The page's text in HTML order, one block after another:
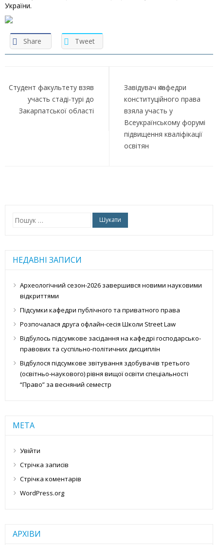
України.
Share Tweet
записів
Студент факультету взяв
участь стаді-турі до
Закарпатської області
Завідувач кафедри
конституційного права
взяла участь у
Всеукраїнському форумі
підвищення кваліфікації
освітян
Пошук:
НЕДАВНІ ЗАПИСИ
Археологічний сезон-2026 завершився новими науковими
відкриттями
Підсумки кафедри публічного та приватного права
Розпочалася друга офлайн-сесія Школи Street Law
Відбулось підсумкове засідання на кафедрі господарсько-
правових та суспільно-політичних дисциплін
Відбулося підсумкове звітування здобувачів третього
(освітньо-наукового) рівня вищої освіти спеціальності
“Право” за весняний семестр
МЕТА
Увійти
Стрічка записів
Стрічка коментарів
WordPress.org
АРХІВИ